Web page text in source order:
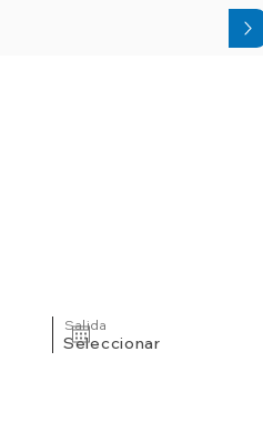
Seleccionar
Salida